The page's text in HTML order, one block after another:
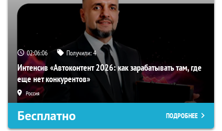
02:06:05 Получили:4
Интенсив «Автоконтент 2026: как зарабатывать там, где
еще нет конкурентов»
Россия
Бесплатно ПОДРОБНЕЕ